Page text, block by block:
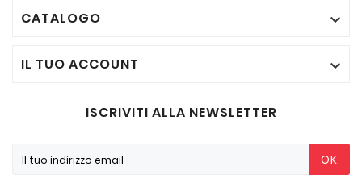
CATALOGO 
IL TUO ACCOUNT 
ISCRIVITI ALLA NEWSLETTER
OK